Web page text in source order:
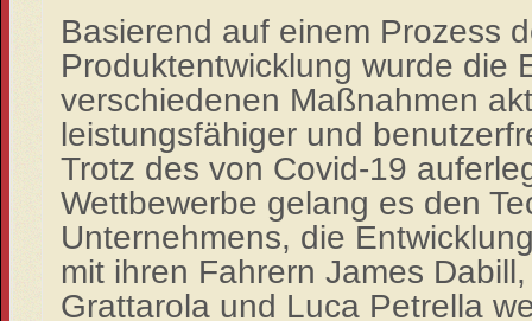
Basierend auf einem Prozess
Produktentwicklung wurde die
verschiedenen Maßnahmen
leistungsfähiger und benu
Trotz des von Covid-19
Wettbewerbe gelang es den
Unternehmens, die
mit ihren Fahrern James
Grattarola und Luca Petrella